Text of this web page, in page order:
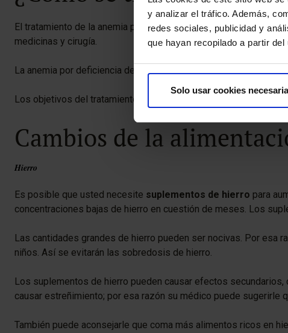
y analizar el tráfico. Además,
redes sociales, publicidad y
que hayan recopilado a partir
Solo usar cookies
El tratamiento de la anemia por deficiencia de hierro
medicinas y cirugía.
La anemia por deficiencia de hierro grave puede requerir
Los objetivos del tratamiento consisten en tratar la causa de
Cambios de la
Hierro
Es posible que usted necesite suplementos de hierro para
concentraciones bajas de hierro en cuestión de meses. Los
Las cantidades grandes de hierro pueden ser nocivas. Por
niños. Así se evitarán las sobredosis de hierro.
Los suplementos de hierro pueden causar efectos
causar estreñimiento; por esa razón su médico puede sugerirle
También puede aconsejarle que coma más alimentos ricos en